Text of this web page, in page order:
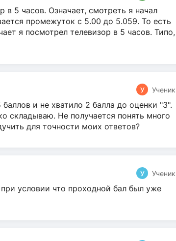
в 5 часов. Означает, смотреть я начал
промежуток с 5.00 до 5.059. То есть
я посмотрел телевизор в 5 часов. Типо,
У Ученик
и не хватило 2 балла до оценки "3".
складываю. Не получается понять много
для точности моих ответов?
У Ученик
условии что проходной бал был уже